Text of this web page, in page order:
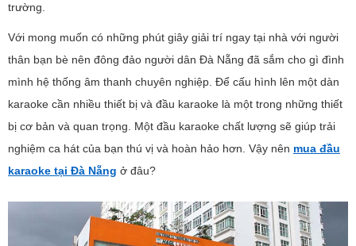
trường.
Với mong muốn có những phút giây giải trí ngay tại nhà với người
thân bạn bè nên đông đảo người dân Đà Nẵng đã sắm cho gì đình
mình hệ thống âm thanh chuyên nghiệp. Để cấu hình lên một dàn
karaoke cần nhiều thiết bị và đầu karaoke là một trong những thiết
bị cơ bản và quan trọng. Một đầu karaoke chất lượng sẽ giúp trải
nghiệm ca hát của bạn thú vị và hoàn hảo hơn. Vậy nên mua đầu
karaoke tại Đà Nẵng ở đâu?